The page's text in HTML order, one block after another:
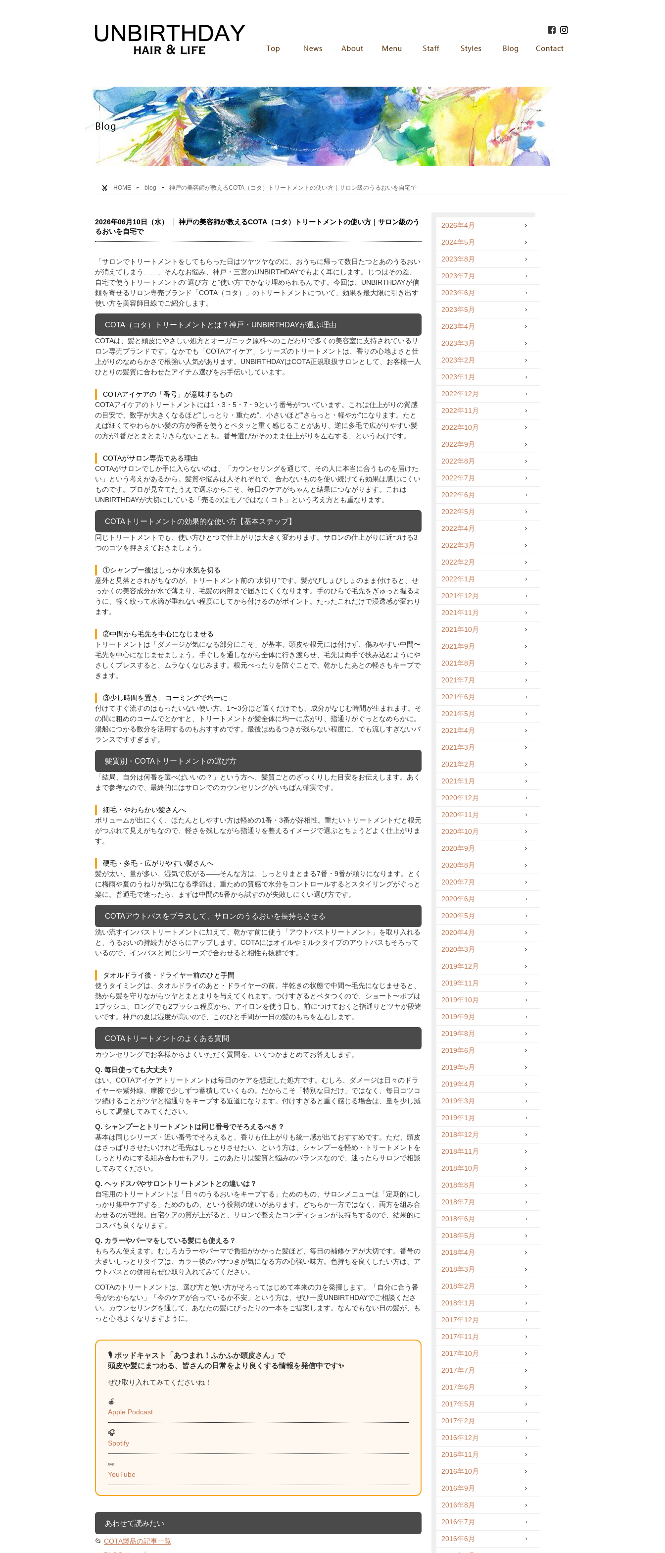
HOME blog 神戸の美容師が教えるCOTA（コタ）トリートメントの使い方｜サロン級のうるおいを自宅で
2026年06月10日（水）
神戸の美容師が教えるCOTA（コタ）トリートメントの使い方｜サロン級のう
るおいを自宅で
「サロンでトリートメントをしてもらった日はツヤツヤなのに、おうちに帰って数日たつとあのうるおい
が消えてしまう……」そんなお悩み、神戸・三宮のUNBIRTHDAYでもよく耳にします。じつはその差、
自宅で使うトリートメントの”選び方”と”使い方”でかなり埋められるんです。今回は、UNBIRTHDAYが信
頼を寄せるサロン専売ブランド「COTA（コタ）」のトリートメントについて、効果を最大限に引き出す
使い方を美容師目線でご紹介します。
COTA（コタ）トリートメントとは？神戸・UNBIRTHDAYが選ぶ理由
COTAは、髪と頭皮にやさしい処方とオーガニック原料へのこだわりで多くの美容室に支持されているサ
ロン専売ブランドです。なかでも「COTAアイケア」シリーズのトリートメントは、香りの心地よさと仕
上がりのなめらかさで根強い人気があります。UNBIRTHDAYはCOTA正規取扱サロンとして、お客様一人
ひとりの髪質に合わせたアイテム選びをお手伝いしています。
COTAアイケアの「番号」が意味するもの
COTAアイケアのトリートメントには1・3・5・7・9という番号がついています。これは仕上がりの質感
の目安で、数字が大きくなるほど”しっとり・重ため”、小さいほど”さらっと・軽やか”になります。たと
えば細くてやわらかい髪の方が9番を使うとペタッと重く感じることがあり、逆に多毛で広がりやすい髪
の方が1番だとまとまりきらないことも。番号選びがそのまま仕上がりを左右する、というわけです。
COTAがサロン専売である理由
COTAがサロンでしか手に入らないのは、「カウンセリングを通じて、その人に本当に合うものを届けた
い」という考えがあるから。髪質や悩みは人それぞれで、合わないものを使い続けても効果は感じにくい
ものです。プロが見立てたうえで選ぶからこそ、毎日のケアがちゃんと結果につながります。これは
UNBIRTHDAYが大切にしている「売るのはモノではなくコト」という考え方とも重なります。
COTAトリートメントの効果的な使い方【基本ステップ】
同じトリートメントでも、使い方ひとつで仕上がりは大きく変わります。サロンの仕上がりに近づける3
つのコツを押さえておきましょう。
①シャンプー後はしっかり水気を切る
意外と見落とされがちなのが、トリートメント前の”水切り”です。髪がびしょびしょのまま付けると、せ
っかくの美容成分が水で薄まり、毛髪の内部まで届きにくくなります。手のひらで毛先をぎゅっと握るよ
うに、軽く絞って水滴が垂れない程度にしてから付けるのがポイント。たったこれだけで浸透感が変わり
ます。
②中間から毛先を中心になじませる
トリートメントは「ダメージが気になる部分にこそ」が基本。頭皮や根元には付けず、傷みやすい中間〜
毛先を中心になじませましょう。手ぐしを通しながら全体に行き渡らせ、毛先は両手で挟み込むようにや
さしくプレスすると、ムラなくなじみます。根元べったりを防ぐことで、乾かしたあとの軽さもキープで
きます。
③少し時間を置き、コーミングで均一に
付けてすぐ流すのはもったいない使い方。1〜3分ほど置くだけでも、成分がなじむ時間が生まれます。そ
の間に粗めのコームでとかすと、トリートメントが髪全体に均一に広がり、指通りがぐっとなめらかに。
湯船につかる数分を活用するのもおすすめです。最後はぬるつきが残らない程度に、でも流しすぎないバ
ランスですすぎます。
髪質別・COTAトリートメントの選び方
「結局、自分は何番を選べばいいの？」という方へ、髪質ごとのざっくりした目安をお伝えします。あく
まで参考なので、最終的にはサロンでのカウンセリングがいちばん確実です。
細毛・やわらかい髪さんへ
ボリュームが出にくく、ほたんとしやすい方は軽めの1番・3番が好相性。重たいトリートメントだと根元
がつぶれて見えがちなので、軽さを残しながら指通りを整えるイメージで選ぶとちょうどよく仕上がりま
す。
硬毛・多毛・広がりやすい髪さんへ
髪が太い、量が多い、湿気で広がる——そんな方は、しっとりまとまる7番・9番が頼りになります。とく
に梅雨や夏のうねりが気になる季節は、重ための質感で水分をコントロールするとスタイリングがぐっと
楽に。普通毛で迷ったら、まずは中間の5番から試すのが失敗しにくい選び方です。
COTAアウトバスをプラスして、サロンのうるおいを長持ちさせる
洗い流すインバストリートメントに加えて、乾かす前に使う「アウトバストリートメント」を取り入れる
と、うるおいの持続力がさらにアップします。COTAにはオイルやミルクタイプのアウトバスもそろって
いるので、インバスと同じシリーズで合わせると相性も抜群です。
タオルドライ後・ドライヤー前のひと手間
使うタイミングは、タオルドライのあと・ドライヤーの前。半乾きの状態で中間〜毛先になじませると、
熱から髪を守りながらツヤとまとまりを与えてくれます。つけすぎるとベタつくので、ショート〜ボブは
1プッシュ、ロングでも2プッシュ程度から。アイロンを使う日も、前につけておくと指通りとツヤが段違
いです。神戸の夏は湿度が高いので、このひと手間が一日の髪のもちを左右します。
COTAトリートメントのよくある質問
カウンセリングでお客様からよくいただく質問を、いくつかまとめてお答えします。
Q. 毎日使っても大丈夫？
はい、COTAアイケアトリートメントは毎日のケアを想定した処方です。むしろ、ダメージは日々のドラ
イヤーや紫外線、摩擦で少しずつ蓄積していくもの。だからこそ「特別な日だけ」ではなく、毎日コツコ
ツ続けることがツヤと指通りをキープする近道になります。付けすぎると重く感じる場合は、量を少し減
らして調整してみてください。
Q. シャンプーとトリートメントは同じ番号でそろえるべき？
基本は同じシリーズ・近い番号でそろえると、香りも仕上がりも統一感が出ておすすめです。ただ、頭皮
はさっぱりさせたいけれど毛先はしっとりさせたい、という方は、シャンプーを軽め・トリートメントを
しっとりめにする組み合わせもアリ。このあたりは髪質と悩みのバランスなので、迷ったらサロンで相談
してみてください。
Q. ヘッドスパやサロントリートメントとの違いは？
自宅用のトリートメントは「日々のうるおいをキープする」ためのもの、サロンメニューは「定期的にし
っかり集中ケアする」ためのもの、という役割の違いがあります。どちらか一方ではなく、両方を組み合
わせるのが理想。自宅ケアの質が上がると、サロンで整えたコンディションが長持ちするので、結果的に
コスパも良くなります。
Q. カラーやパーマをしている髪にも使える？
もちろん使えます。むしろカラーやパーマで負担がかかった髪ほど、毎日の補修ケアが大切です。番号の
大きいしっとりタイプは、カラー後のパサつきが気になる方の心強い味方。色持ちを良くしたい方は、ア
ウトバスとの併用もぜひ取り入れてみてください。
COTAのトリートメントは、選び方と使い方がそろってはじめて本来の力を発揮します。「自分に合う番
号がわからない」「今のケアが合っているか不安」という方は、ぜひ一度UNBIRTHDAYでご相談くださ
い。カウンセリングを通して、あなたの髪にぴったりの一本をご提案します。なんでもない日の髪が、も
っと心地よくなりますように。
🎙 ポッドキャスト「あつまれ！ふかふか頭皮さん」で
頭皮や髪にまつわる、皆さんの日常をより良くする情報を発信中です✨
ぜひ取り入れてみてくださいね！
🍎
Apple Podcast
🎧
Spotify
👀
YouTube
あわせて読みたい
📂 COTA製品の記事一覧
2026年4月
2024年5月
2023年8月
2023年7月
2023年6月
2023年5月
2023年4月
2023年3月
2023年2月
2023年1月
2022年12月
2022年11月
2022年10月
2022年9月
2022年8月
2022年7月
2022年6月
2022年5月
2022年4月
2022年3月
2022年2月
2022年1月
2021年12月
2021年11月
2021年10月
2021年9月
2021年8月
2021年7月
2021年6月
2021年5月
2021年4月
2021年3月
2021年2月
2021年1月
2020年12月
2020年11月
2020年10月
2020年9月
2020年8月
2020年7月
2020年6月
2020年5月
2020年4月
2020年3月
2019年12月
2019年11月
2019年10月
2019年9月
2019年8月
2019年6月
2019年5月
2019年4月
2019年3月
2019年1月
2018年12月
2018年11月
2018年10月
2018年8月
2018年7月
2018年6月
2018年5月
2018年4月
2018年3月
2018年2月
2018年1月
2017年12月
2017年11月
2017年10月
2017年7月
2017年6月
2017年5月
2017年2月
2016年12月
2016年11月
2016年10月
2016年9月
2016年8月
2016年7月
2016年6月